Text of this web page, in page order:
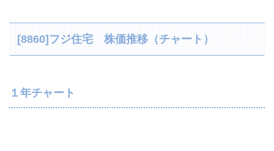
[8860]フジ住宅 株価推移（チャート）
１年チャート